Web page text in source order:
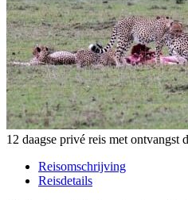
12 daagse privé reis met ontvangst
Reisomschrijving
Reisdetails